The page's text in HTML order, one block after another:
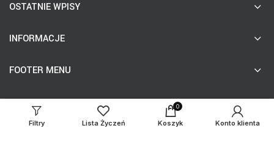
OSTATNIE WPISY
INFORMACJE
FOOTER MENU
© procosmetology.pl
Filtry Lista Życzeń
0
Koszyk Konto klienta